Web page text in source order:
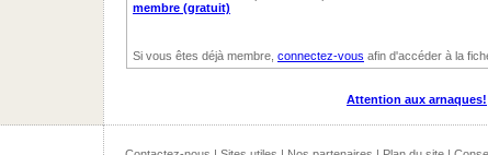
membre (gratuit)
Si vous êtes déjà membre, connectez-vous afin d'accéder à la
Attention aux arnaques!